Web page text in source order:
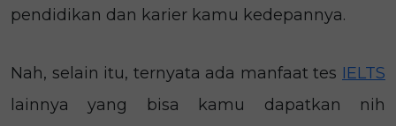
pendidikan dan karier kamu kedepannya.
Nah, selain itu, ternyata ada manfaat tes IELTS
lainnya yang bisa kamu dapatkan nih